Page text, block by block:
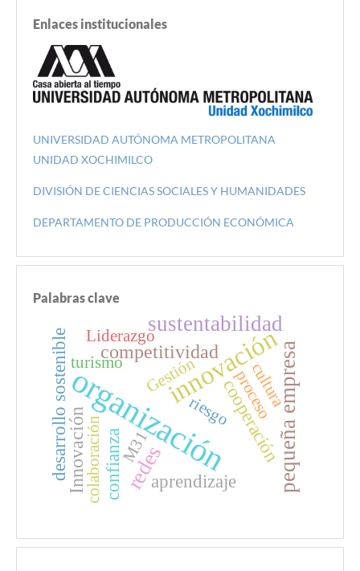
Enlaces institucionales
UNIVERSIDAD AUTÓNOMA METROPOLITANA
UNIDAD XOCHIMILCO
DIVISIÓN DE CIENCIAS SOCIALES Y HUMANIDADES
DEPARTAMENTO DE PRODUCCIÓN ECONÓMICA
Palabras clave
organización
innovaciónpequeña empresa
redes
sustentabilidad
competitividad
Innovación aprendizaje
cooperación
desarrollo sostenible confianza
proceso
Gestión
Liderazgo
M31
riesgo
cultura
turismo
colaboración